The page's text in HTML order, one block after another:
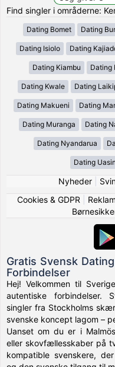
Find singler i områderne:
Dating Bomet Dating
Dating Isiolo Dating
Dating Kiambu Dating
Dating Kwale Dating
Dating Makueni Dating
Dating Muranga Dating
Dating Nyandarua
Dating
Nyheder|
Cookies & GDPR
Gratis Svensk
Forbindelser
Hej! Velkommen til
autentiske forbindelser.
singler fra Stockholms
svenske koncept lagom –
Uanset om du er i
eller skovfællesskaber på
kompatible svenskere,